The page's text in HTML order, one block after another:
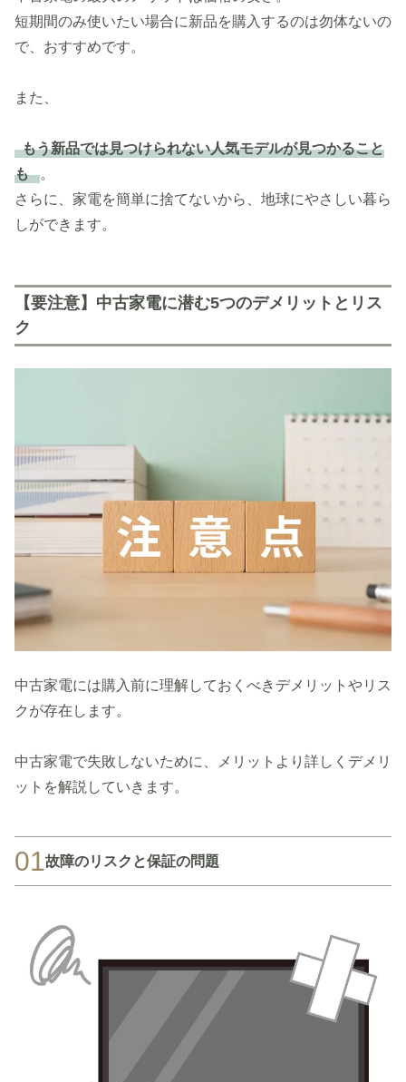
短期間のみ使いたい場合に新品を購入するのは勿体ないの
で、おすすめです。
また、
もう新品では見つけられない人気モデルが見つかること
も 。
さらに、家電を簡単に捨てないから、地球にやさしい暮ら
しができます。
【要注意】中古家電に潜む5つのデメリットとリス
ク
中古家電には購入前に理解しておくべきデメリットやリス
クが存在します。
中古家電で失敗しないために、メリットより詳しくデメリ
ットを解説していきます。
01故障のリスクと保証の問題